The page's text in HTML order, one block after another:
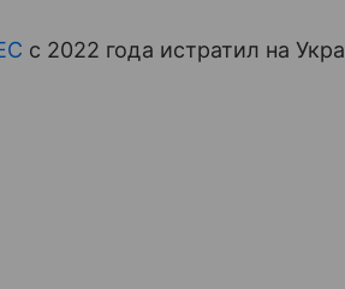
с 2022 года истратил на